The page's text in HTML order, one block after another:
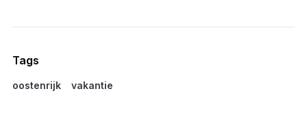
Tags
oostenrijk vakantie